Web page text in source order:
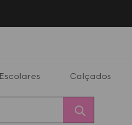
Escolares Calçados